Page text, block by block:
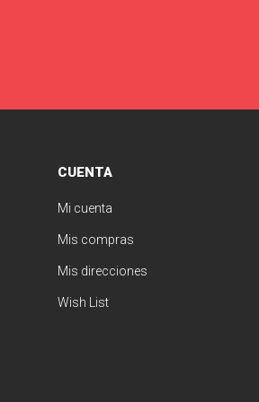
CUENTA
Mi cuenta
Mis compras
Mis direcciones
Wish List